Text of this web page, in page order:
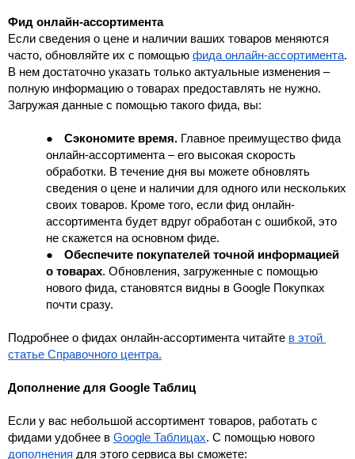
Фид онлайн-ассортимента
Если сведения о цене и наличии ваших товаров меняются
часто, обновляйте их с помощью фида онлайн-ассортимента.
В нем достаточно указать только актуальные изменения –
полную информацию о товарах предоставлять не нужно.
Загружая данные с помощью такого фида, вы:
● Сэкономите время. Главное преимущество фида
онлайн-ассортимента – его высокая скорость
обработки. В течение дня вы можете обновлять
сведения о цене и наличии для одного или нескольких
своих товаров. Кроме того, если фид онлайн-
ассортимента будет вдруг обработан с ошибкой, это
не скажется на основном фиде.
●
Обеспечите покупателей точной информацией
о товарах. Обновления, загруженные с помощью
нового фида, становятся видны в Google Покупках
почти сразу.
Подробнее о фидах онлайн-ассортимента читайте в этой
статье Справочного центра.
Дополнение для Google Таблиц
Если у вас небольшой ассортимент товаров, работать с
фидами удобнее в Google Таблицах
дополнения для этого сервиса вы сможете: